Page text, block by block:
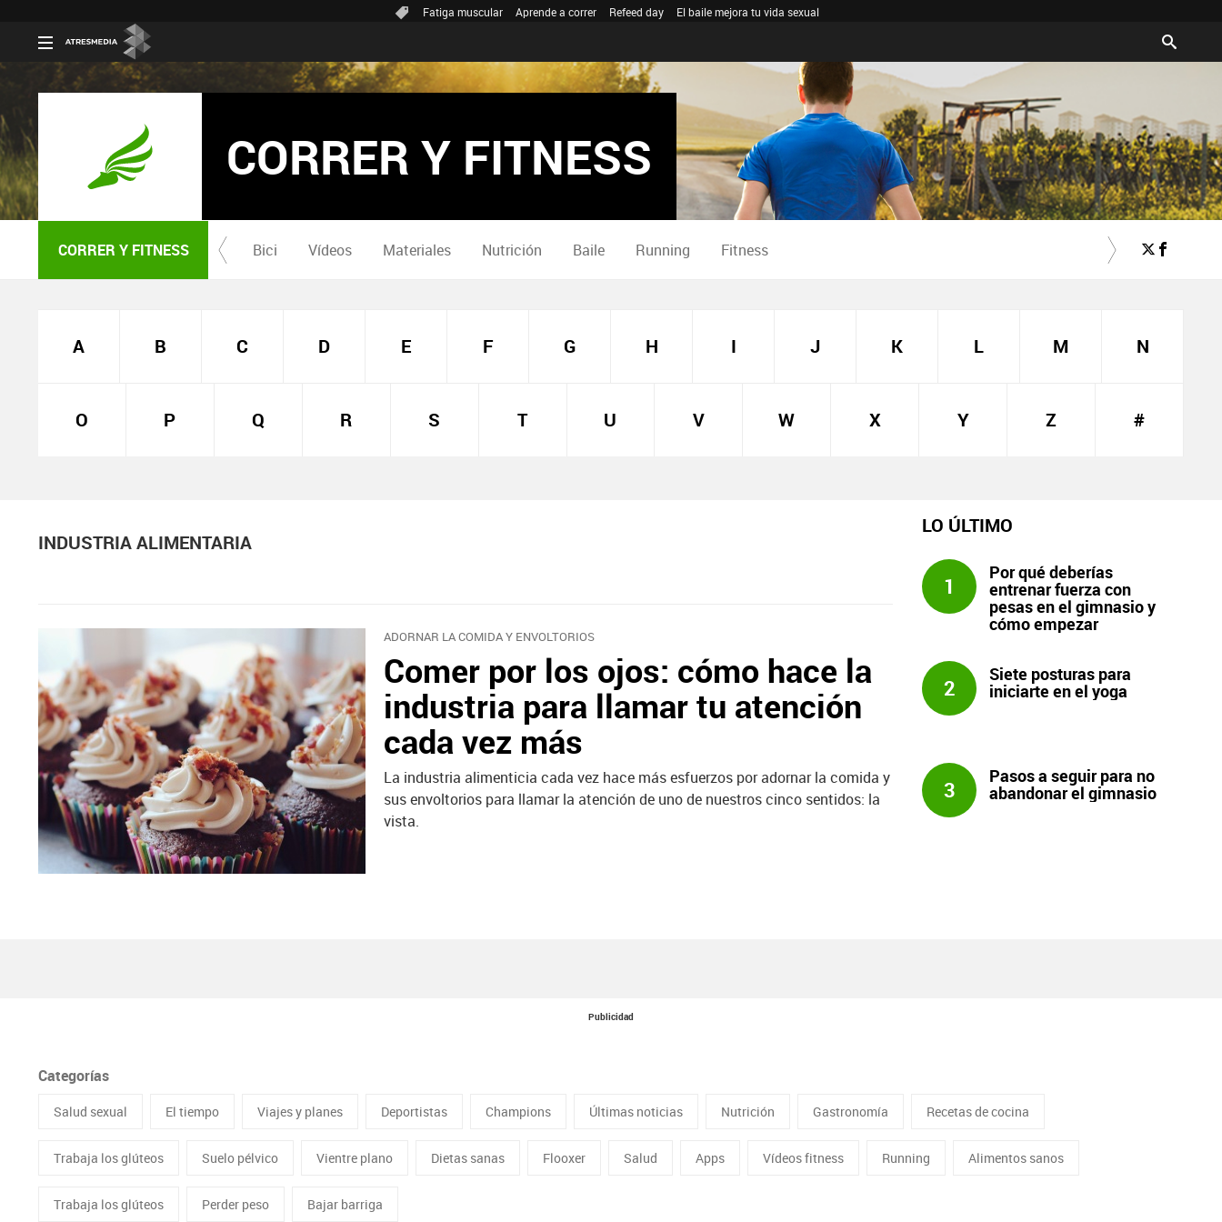
Fatiga muscular Aprende a correr Refeed day El baile mejora tu vida sexual
CORRER Y FITNESS
CORRER Y FITNESS Bici Vídeos Materiales Nutrición Baile Running Fitness
A B C D E F G H I J K L M N
O P Q R S T U V W X Y Z #
INDUSTRIA ALIMENTARIA
ADORNAR LA COMIDA Y ENVOLTORIOS
Comer por los ojos: cómo hace la
industria para llamar tu atención
cada vez más
La industria alimenticia cada vez hace más esfuerzos por adornar la comida y
sus envoltorios para llamar la atención de uno de nuestros cinco sentidos: la
vista.
LO ÚLTIMO
1
Por qué deberías
entrenar fuerza con
pesas en el gimnasio y
cómo empezar
2
Siete posturas para
iniciarte en el yoga
3
Pasos a seguir para no
abandonar el gimnasio
Publicidad
Categorías
Salud sexual El tiempo Viajes y planes Deportistas Champions Últimas noticias Nutrición Gastronomía Recetas de cocina
Trabaja los glúteos Suelo pélvico Vientre plano Dietas sanas Flooxer Salud Apps Vídeos fitness Running Alimentos sanos
Trabaja los glúteos Perder peso Bajar barriga